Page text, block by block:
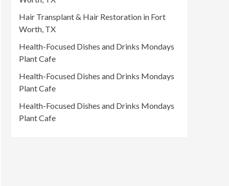
Hair Transplant & Hair Restoration in Fort
Worth, TX
Health-Focused Dishes and Drinks Mondays
Plant Cafe
Health-Focused Dishes and Drinks Mondays
Plant Cafe
Health-Focused Dishes and Drinks Mondays
Plant Cafe